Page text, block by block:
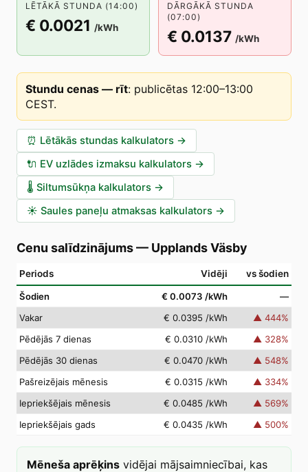
LĒTĀKĀ STUNDA (14:00)
€ 0.0021 /kWh
DĀRGĀKĀ STUNDA
(07:00)
€ 0.0137 /kWh
Stundu cenas — rīt: publicētas 12:00–13:00
CEST.
⏰ Lētākās stundas kalkulators →
🔌 EV uzlādes izmaksu kalkulators →
🌡️ Siltumsūkņa kalkulators →
☀️ Saules paneļu atmaksas kalkulators →
Cenu salīdzinājums— Upplands Väsby
Periods Vidēji vs šodien
Šodien € 0.0073 /kWh
—
Vakar
€ 0.0395 /kWh ▲ 444%
Pēdējās 7 dienas
€ 0.0310 /kWh ▲ 328%
Pēdējās 30 dienas
€ 0.0470 /kWh ▲ 548%
Pašreizējais mēnesis
€ 0.0315 /kWh ▲ 334%
Iepriekšējais mēnesis
€ 0.0485 /kWh ▲ 569%
Iepriekšējais gads
€ 0.0435 /kWh ▲ 500%
Mēneša aprēķins vidējai mājsaimniecībai, kas